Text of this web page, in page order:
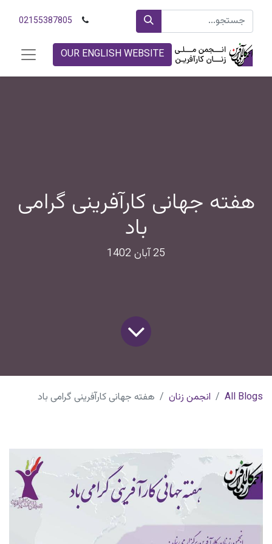
02155387805
OUR ENGLISH WEBSITE
هفته جهانی کارآفرینی گرامی
باد
25 آبان 1402
All Blogs انجمن زنان هفته جهانی کارآفرینی گرامی باد